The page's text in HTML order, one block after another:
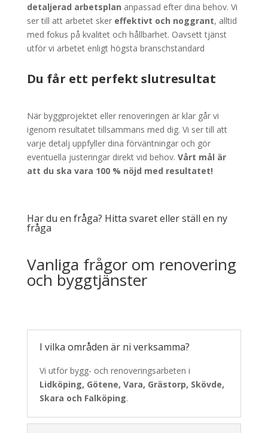
detaljerad arbetsplan anpassad efter dina behov. Vi
ser till att arbetet sker effektivt och noggrant, alltid
med fokus på kvalitet och hållbarhet. Oavsett tjänst
utför vi arbetet enligt högsta branschstandard
Du får ett perfekt slutresultat
När byggprojektet eller renoveringen är klar går vi
igenom resultatet tillsammans med dig. Vi ser till att
varje detalj uppfyller dina förväntningar och gör
eventuella justeringar direkt vid behov. Vårt mål är
att du ska vara 100 % nöjd med resultatet!
Har du en fråga? Hitta svaret eller ställ en ny
fråga
Vanliga frågor om renovering
och byggtjänster
I vilka områden är ni verksamma?
Vi utför bygg- och renoveringsarbeten i
Lidköping, Götene, Vara, Grästorp, Skövde,
Skara och Falköping.